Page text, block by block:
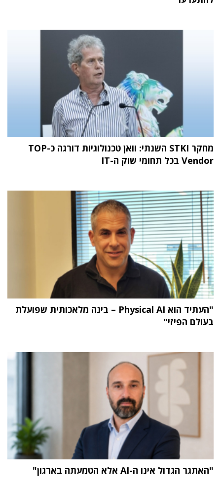
מחקר STKI השנתי: וואן טכנולוגיות דורגה כ-TOP
Vendor בכל תחומי שוק ה-IT
"העתיד הוא Physical AI – בינה מלאכותית שפועלת
בעולם הפיזי"
"האתגר הגדול אינו ה-AI אלא הטמעתה בארגון"